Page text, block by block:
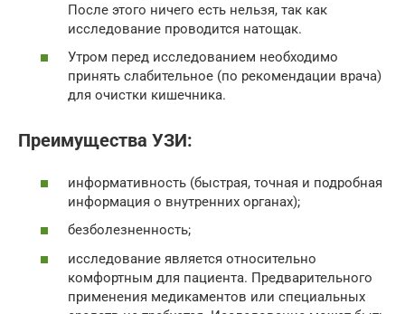
После этого ничего есть нельзя, так как
исследование проводится натощак.
Утром перед исследованием необходимо
принять слабительное (по рекомендации врача)
для очистки кишечника.
Преимущества УЗИ:
информативность (быстрая, точная и подробная
информация о внутренних органах);
безболезненность;
исследование является относительно
комфортным для пациента. Предварительного
применения медикаментов или специальных